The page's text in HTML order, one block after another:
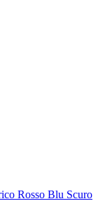
Rosso Blu Scuro